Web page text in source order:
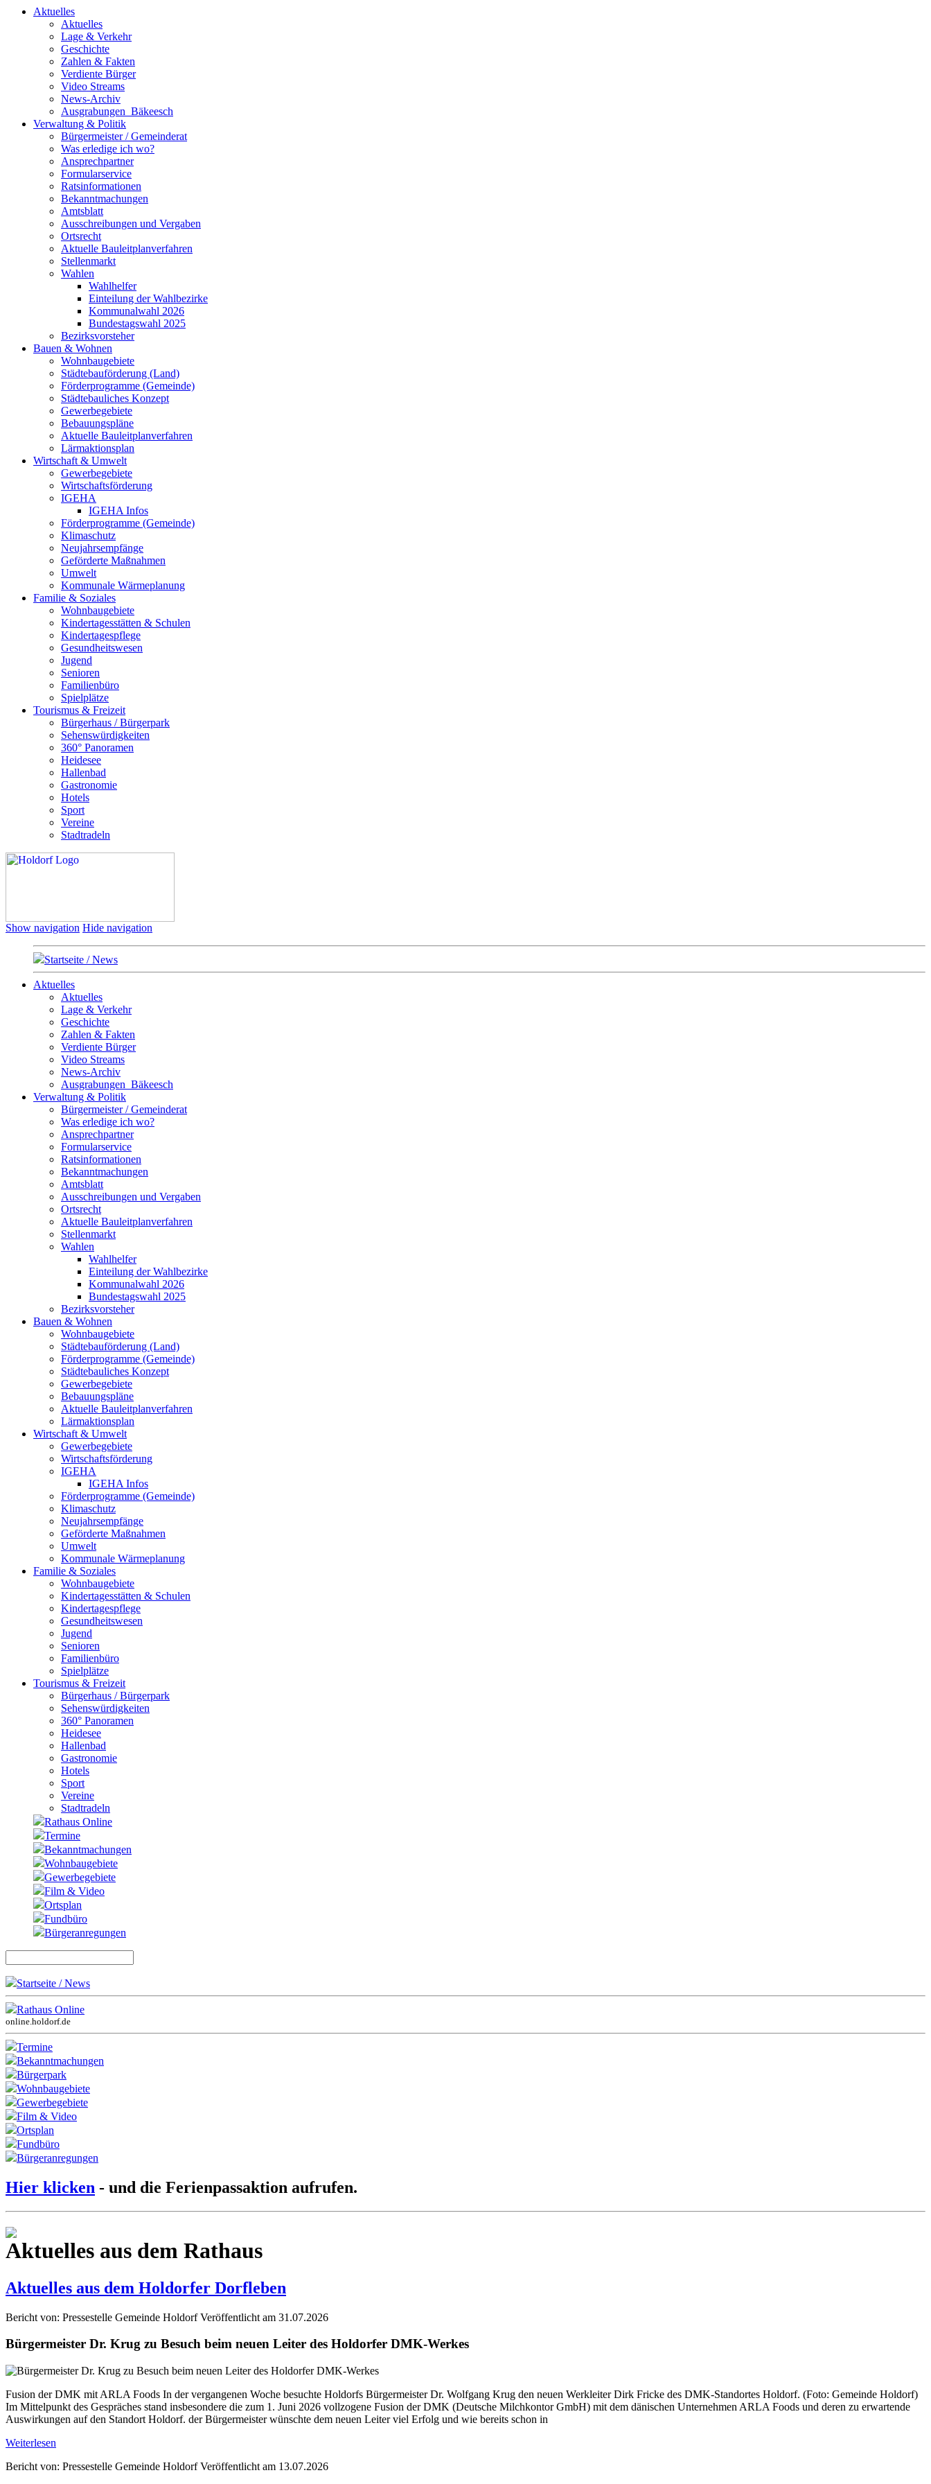
Aktuelles
Aktuelles
Lage & Verkehr
Geschichte
Zahlen & Fakten
Verdiente Bürger
Video Streams
News-Archiv
Ausgrabungen_Bäkeesch
Verwaltung & Politik
Bürgermeister / Gemeinderat
Was erledige ich wo?
Ansprechpartner
Formularservice
Ratsinformationen
Bekanntmachungen
Amtsblatt
Ausschreibungen und Vergaben
Ortsrecht
Aktuelle Bauleitplanverfahren
Stellenmarkt
Wahlen
Wahlhelfer
Einteilung der Wahlbezirke
Kommunalwahl 2026
Bundestagswahl 2025
Bezirksvorsteher
Bauen & Wohnen
Wohnbaugebiete
Städtebauförderung (Land)
Förderprogramme (Gemeinde)
Städtebauliches Konzept
Gewerbegebiete
Bebauungspläne
Aktuelle Bauleitplanverfahren
Lärmaktionsplan
Wirtschaft & Umwelt
Gewerbegebiete
Wirtschaftsförderung
IGEHA
IGEHA Infos
Förderprogramme (Gemeinde)
Klimaschutz
Neujahrsempfänge
Geförderte Maßnahmen
Umwelt
Kommunale Wärmeplanung
Familie & Soziales
Wohnbaugebiete
Kindertagesstätten & Schulen
Kindertagespflege
Gesundheitswesen
Jugend
Senioren
Familienbüro
Spielplätze
Tourismus & Freizeit
Bürgerhaus / Bürgerpark
Sehenswürdigkeiten
360° Panoramen
Heidesee
Hallenbad
Gastronomie
Hotels
Sport
Vereine
Stadtradeln
Show navigation Hide navigation
Startseite / News
Aktuelles
Aktuelles
Lage & Verkehr
Geschichte
Zahlen & Fakten
Verdiente Bürger
Video Streams
News-Archiv
Ausgrabungen_Bäkeesch
Verwaltung & Politik
Bürgermeister / Gemeinderat
Was erledige ich wo?
Ansprechpartner
Formularservice
Ratsinformationen
Bekanntmachungen
Amtsblatt
Ausschreibungen und Vergaben
Ortsrecht
Aktuelle Bauleitplanverfahren
Stellenmarkt
Wahlen
Wahlhelfer
Einteilung der Wahlbezirke
Kommunalwahl 2026
Bundestagswahl 2025
Bezirksvorsteher
Bauen & Wohnen
Wohnbaugebiete
Städtebauförderung (Land)
Förderprogramme (Gemeinde)
Städtebauliches Konzept
Gewerbegebiete
Bebauungspläne
Aktuelle Bauleitplanverfahren
Lärmaktionsplan
Wirtschaft & Umwelt
Gewerbegebiete
Wirtschaftsförderung
IGEHA
IGEHA Infos
Förderprogramme (Gemeinde)
Klimaschutz
Neujahrsempfänge
Geförderte Maßnahmen
Umwelt
Kommunale Wärmeplanung
Familie & Soziales
Wohnbaugebiete
Kindertagesstätten & Schulen
Kindertagespflege
Gesundheitswesen
Jugend
Senioren
Familienbüro
Spielplätze
Tourismus & Freizeit
Bürgerhaus / Bürgerpark
Sehenswürdigkeiten
360° Panoramen
Heidesee
Hallenbad
Gastronomie
Hotels
Sport
Vereine
Stadtradeln
Rathaus Online
Termine
Bekanntmachungen
Wohnbaugebiete
Gewerbegebiete
Film & Video
Ortsplan
Fundbüro
Bürgeranregungen
Startseite / News
Rathaus Online
online.holdorf.de
Termine
Bekanntmachungen
Bürgerpark
Wohnbaugebiete
Gewerbegebiete
Film & Video
Ortsplan
Fundbüro
Bürgeranregungen
Hier klicken - und die Ferienpassaktion aufrufen.
Aktuelles aus dem Rathaus
Aktuelles aus dem Holdorfer Dorfleben
Bericht von: Pressestelle Gemeinde Holdorf Veröffentlicht am 31.07.2026
Bürgermeister Dr. Krug zu Besuch beim neuen Leiter des Holdorfer DMK-Werkes
Fusion der DMK mit ARLA Foods In der vergangenen Woche besuchte Holdorfs Bürgermeister Dr. Wolfgang Krug den neuen Werkleiter Dirk Fricke des DMK-Standortes Holdorf. (Foto: Gemeinde Holdorf)
Im Mittelpunkt des Gespräches stand insbesondere die zum 1. Juni 2026 vollzogene Fusion der DMK (Deutsche Milchkontor GmbH) mit dem dänischen Unternehmen ARLA Foods und deren zu erwartende
Auswirkungen auf den Standort Holdorf. der Bürgermeister wünschte dem neuen Leiter viel Erfolg und wie bereits schon in
Weiterlesen
Bericht von: Pressestelle Gemeinde Holdorf Veröffentlicht am 13.07.2026